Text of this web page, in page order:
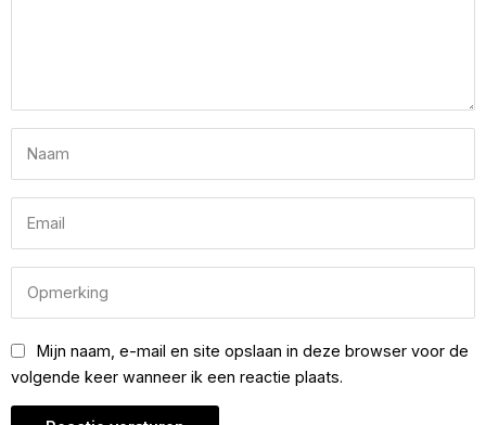
Mijn naam, e-mail en site opslaan in deze browser voor de
volgende keer wanneer ik een reactie plaats.